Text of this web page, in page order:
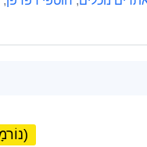
20 % (נוֹרמָלִי)